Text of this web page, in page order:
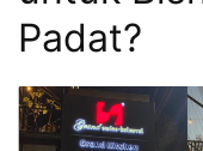
Padat?